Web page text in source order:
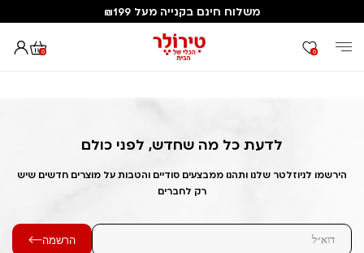
משלוח חינם בקנייה מעל ₪199
0 0
דף הבית Out of Stock Alert 2025/01/31 1738303917
לדעת כל מה שחדש, לפני כולם
הירשמו לניוזלטר שלנו ותהנו ממבצעים סודיים והטבות על מוצרים חדשים שיש
רק לחברים
הרשמה